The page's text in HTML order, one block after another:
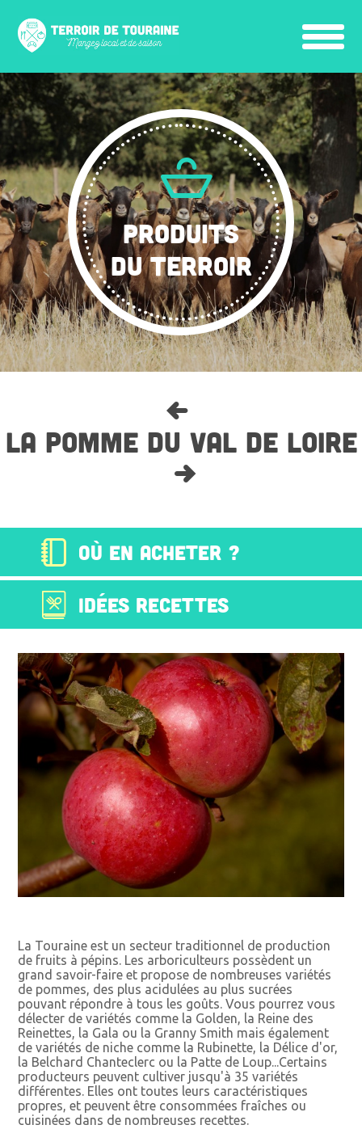
PRODUITS
DU TERROIR
LA POMME DU VAL DE LOIRE
OÙ EN ACHETER ?
IDÉES RECETTES
La Touraine est un secteur traditionnel de production
de fruits à pépins. Les arboriculteurs possèdent un
grand savoir-faire et propose de nombreuses variétés
de pommes, des plus acidulées au plus sucrées
pouvant répondre à tous les goûts. Vous pourrez vous
délecter de variétés comme la Golden, la Reine des
Reinettes, la Gala ou la Granny Smith mais également
de variétés de niche comme la Rubinette, la Délice d'or,
la Belchard Chanteclerc ou la Patte de Loup...Certains
producteurs peuvent cultiver jusqu'à 35 variétés
différentes. Elles ont toutes leurs caractéristiques
propres, et peuvent être consommées fraîches ou
cuisinées dans de nombreuses recettes.